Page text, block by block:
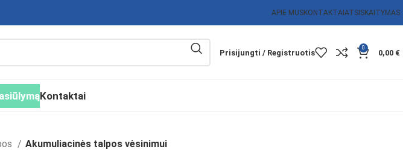
APIE MUSKONTAKTAI ATSISKAITYMAS
Prisijungti / Registruotis
0
0,00 €
Kontaktai
Akumuliacinės talpos vėsinimui